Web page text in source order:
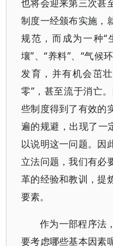
也将会迎来第三次甚
制度一经颁布实施，
规范，而成为一种“
壤”、“养料”、“气候
发育，并有机会茁
零”，甚至流于消亡
些制度得到了有效的
遍的规避，出现了一
以说明这一问题。因
立法问题，我们有必
革的经验和教训，提
要素。
作为一部程序法
要考虑哪些基本因素